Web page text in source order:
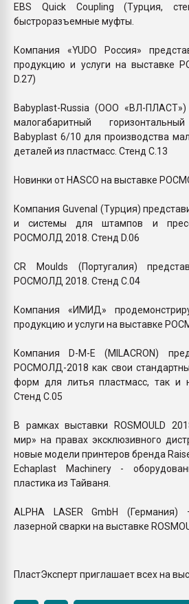
EBS Quick Coupling (Турция,
быстроразъемные муфты.
Компания «YUDO Россия»
продукцию и услуги на выставке
D.27)
Babyplast-Russia (ООО «ВЛ-ПЛАСТ»)
малогабаритный
Babyplast 6/10 для производства
деталей из пластмасс. Стенд С.13
Новинки от HASCO на выставке
Компания Guvenal (Турция)
и системы для штампов и
РОСМОЛД 2018. Стенд D.06
CR Moulds (Португалия)
РОСМОЛД 2018. Стенд С.04
Компания «ИМИД»
продукцию и услуги на выставке
Компания D-M-E (MILACRON)
РОСМОЛД-2018 как свои
форм для литья пластмасс, так и
Стенд С.05
В рамках выставки ROSMOULD
мир» на правах эксклюзивного
новые модели принтеров бренда
Echaplаst Machinery -
пластика из Тайваня.
ALPHA LASER GmbH
лазерной сварки на выставке
ПластЭксперт приглашает всех на